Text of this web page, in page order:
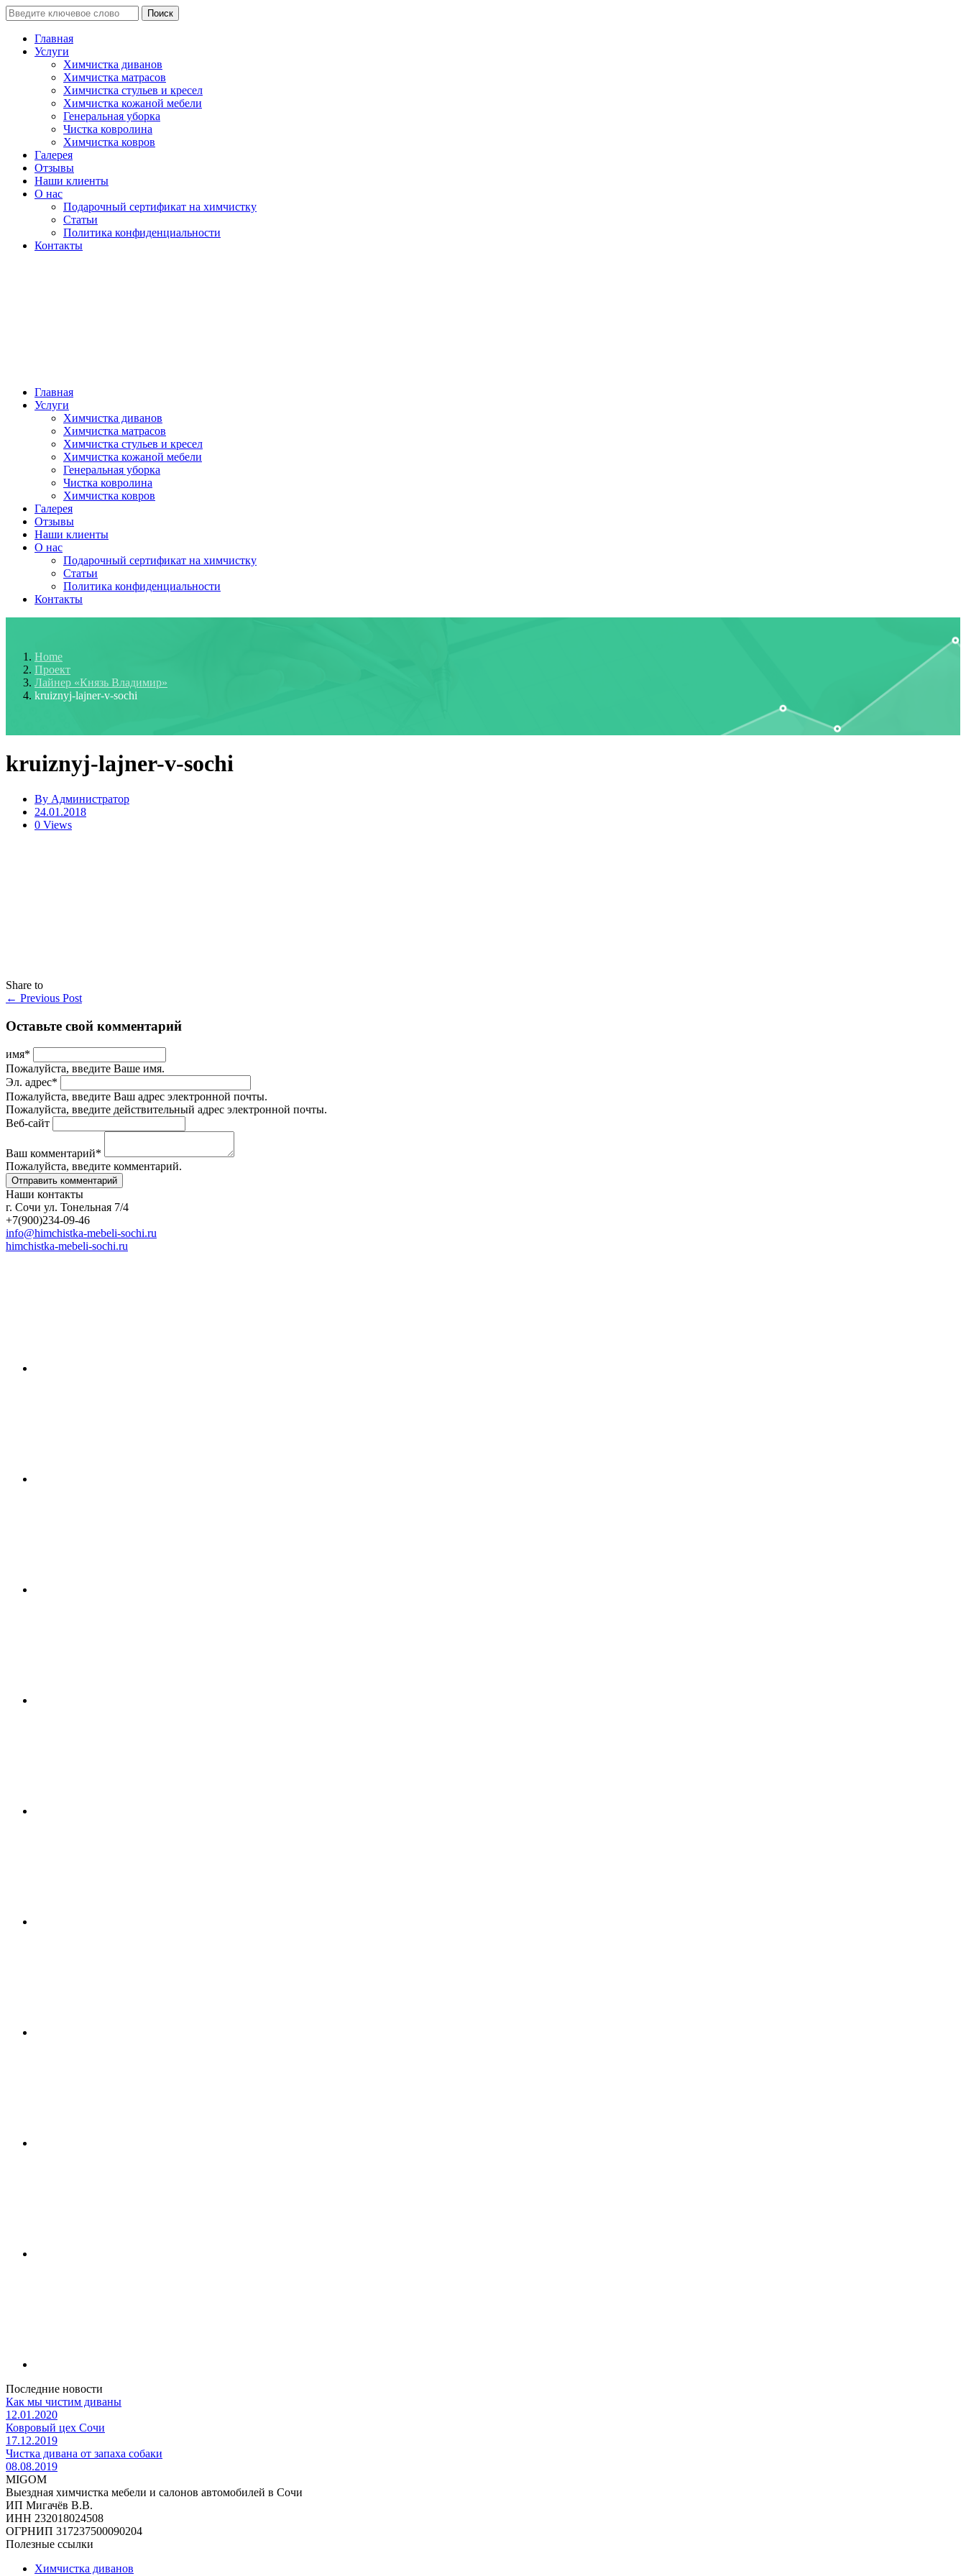
Поиск
Главная
Услуги
Химчистка диванов
Химчистка матрасов
Химчистка стульев и кресел
Химчистка кожаной мебели
Генеральная уборка
Чистка ковролина
Химчистка ковров
Галерея
Отзывы
Наши клиенты
О нас
Подарочный сертификат на химчистку
Статьи
Политика конфиденциальности
Контакты
Главная
Услуги
Химчистка диванов
Химчистка матрасов
Химчистка стульев и кресел
Химчистка кожаной мебели
Генеральная уборка
Чистка ковролина
Химчистка ковров
Галерея
Отзывы
Наши клиенты
О нас
Подарочный сертификат на химчистку
Статьи
Политика конфиденциальности
Контакты
Home
Проект
Лайнер «Князь Владимир»
kruiznyj-lajner-v-sochi
kruiznyj-lajner-v-sochi
By Администратор
24.01.2018
0 Views
Share to
← Previous Post
Оставьте свой комментарий
имя*
Пожалуйста, введите Ваше имя.
Эл. адрес*
Пожалуйста, введите Ваш адрес электронной почты.
Пожалуйста, введите действительный адрес электронной почты.
Веб-сайт
Ваш комментарий*
Пожалуйста, введите комментарий.
Наши контакты
г. Сочи ул. Тонельная 7/4
+7(900)234-09-46
info@himchistka-mebeli-sochi.ru
himchistka-mebeli-sochi.ru
Последние новости
Как мы чистим диваны
12.01.2020
Ковровый цех Сочи
17.12.2019
Чистка дивана от запаха собаки
08.08.2019
MIGOM
Выездная химчистка мебели и салонов автомобилей в Сочи
ИП Мигачёв В.В.
ИНН 232018024508
ОГРНИП 317237500090204
Полезные ссылки
Химчистка диванов